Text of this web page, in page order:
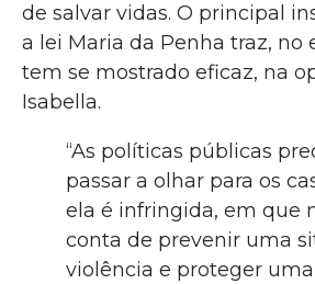
de salvar vidas. O principal
a lei Maria da Penha traz, no
tem se mostrado eficaz, na
Isabella.
“As políticas públicas
passar a olhar para os
ela é infringida, em que
conta de prevenir uma
violência e proteger